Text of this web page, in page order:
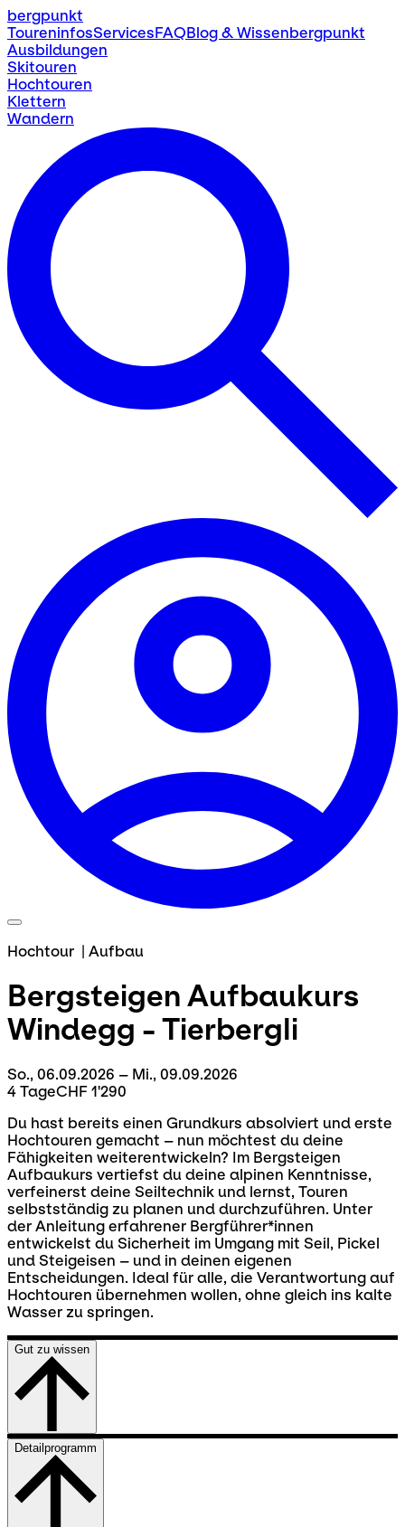
bergpunkt
ToureninfosServicesFAQBlog & Wissenbergpunkt
Ausbildungen
Skitouren
Hochtouren
Klettern
Wandern
Hochtour | Aufbau
Bergsteigen Aufbaukurs
Windegg - Tierbergli
So., 06.09.2026 – Mi., 09.09.2026
4 TageCHF 1'290
Du hast bereits einen Grundkurs absolviert und erste
Hochtouren gemacht – nun möchtest du deine
Fähigkeiten weiterentwickeln? Im Bergsteigen
Aufbaukurs vertiefst du deine alpinen Kenntnisse,
verfeinerst deine Seiltechnik und lernst, Touren
selbstständig zu planen und durchzuführen. Unter
der Anleitung erfahrener Bergführer*innen
entwickelst du Sicherheit im Umgang mit Seil, Pickel
und Steigeisen – und in deinen eigenen
Entscheidungen. Ideal für alle, die Verantwortung auf
Hochtouren übernehmen wollen, ohne gleich ins kalte
Wasser zu springen.
Gut zu wissen
Detailprogramm